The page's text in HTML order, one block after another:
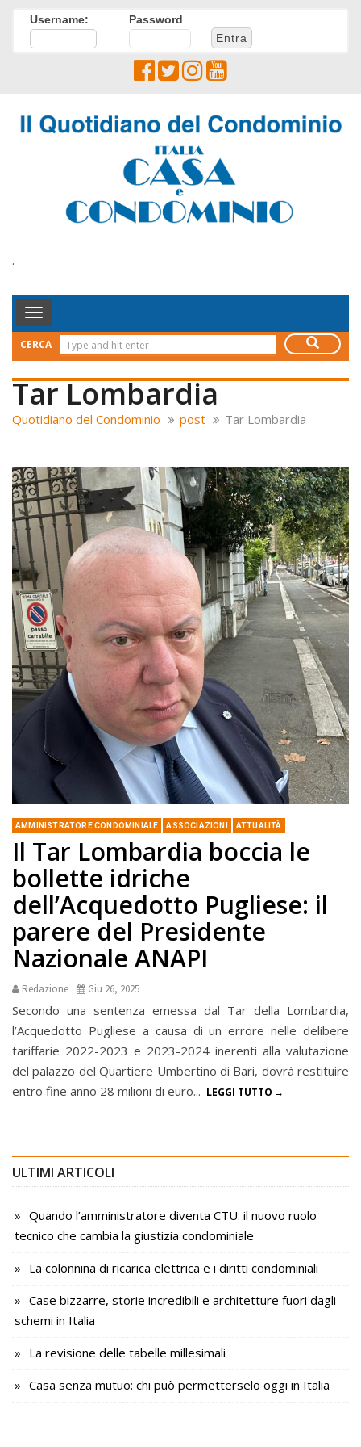
Username: Password
.
Toggle
Navigation
CERCA
Tar Lombardia
Quotidiano del Condominio post Tar Lombardia
AMMINISTRATORE CONDOMINIALE ASSOCIAZIONI ATTUALITÀ
Il Tar Lombardia boccia le
bollette idriche
dell’Acquedotto Pugliese: il
parere del Presidente
Nazionale ANAPI
Redazione Giu 26, 2025
Secondo una sentenza emessa dal Tar della Lombardia,
l’Acquedotto Pugliese a causa di un errore nelle delibere
tariffarie 2022-2023 e 2023-2024 inerenti alla valutazione
del palazzo del Quartiere Umbertino di Bari, dovrà restituire
entro fine anno 28 milioni di euro... LEGGI TUTTO
ULTIMI ARTICOLI
Quando l’amministratore diventa CTU: il nuovo ruolo
tecnico che cambia la giustizia condominiale
La colonnina di ricarica elettrica e i diritti condominiali
Case bizzarre, storie incredibili e architetture fuori dagli
schemi in Italia
La revisione delle tabelle millesimali
Casa senza mutuo: chi può permetterselo oggi in Italia